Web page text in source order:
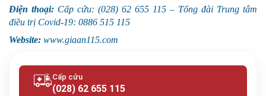
Điện thoại: Cấp cứu: (028) 62 655 115 – Tổng đài Trung tâm
điều trị Covid-19: 0886 515 115
Website: www.giaan115.com
Cấp cứu
(028) 62 655 115